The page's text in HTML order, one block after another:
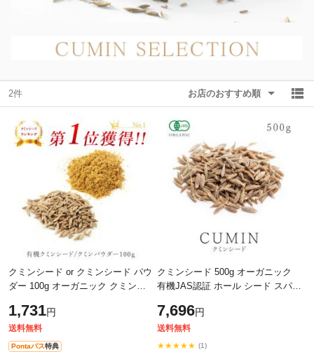
2件 お店のおすすめ順
クミンシード or クミンシード パウ
ダー 100g オーガニック クミンパ
イス ハーブ 香辛料 送料無料
1,731円
送料無料
Pontaパス特典
クミンシード 500g オーガニック
有機JAS認証 ホール シード スパイ
7,696円
送料無料
★★★★★ (1)